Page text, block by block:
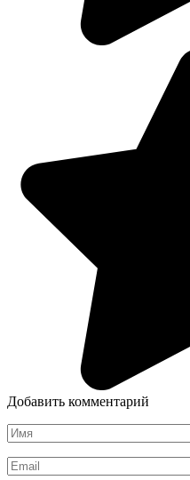
Добавить комментарий
Имя
*
Email